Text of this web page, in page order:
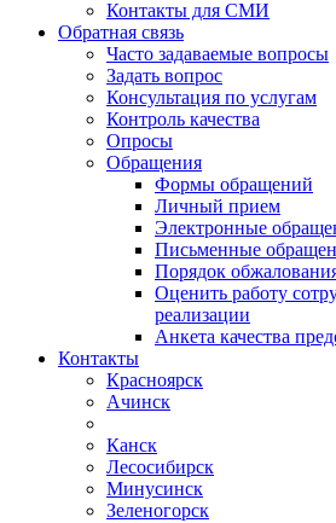
Контакты для СМИ
Обратная связь
Часто задаваемые вопросы
Задать вопрос
Консультация по услугам
Контроль качества
Опросы
Обращения
Формы обращений
Личный прием
Электронные
Письменные
Порядок
Оценить работу
реализации
Анкета качества
Контакты
Красноярск
Ачинск
Канск
Лесосибирск
Минусинск
Зеленогорск